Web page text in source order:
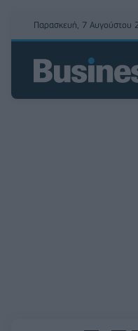
Παρασκευή, 7 Αυγούστου